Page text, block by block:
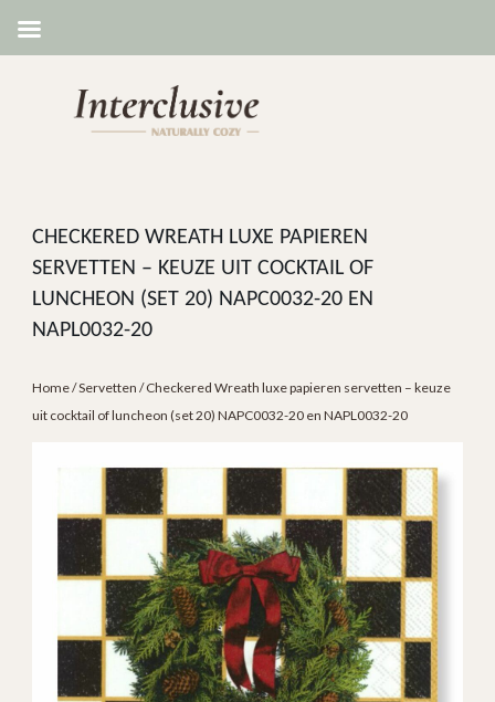
CHECKERED WREATH LUXE PAPIEREN
SERVETTEN – KEUZE UIT COCKTAIL OF
LUNCHEON (SET 20) NAPC0032-20 EN
NAPL0032-20
Home/Servetten / Checkered Wreath luxe papieren servetten – keuze
uit cocktail of luncheon (set 20) NAPC0032-20 en NAPL0032-20